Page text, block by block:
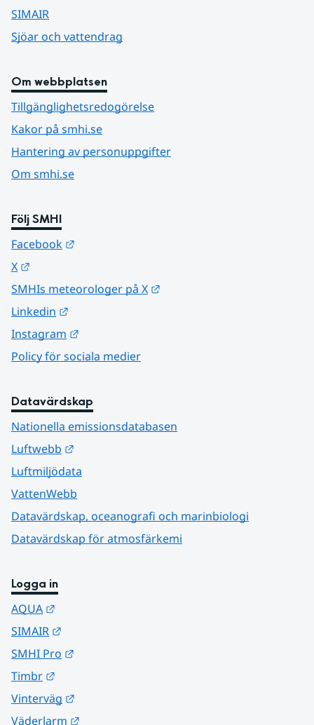
SIMAIR
Sjöar och vattendrag
Om webbplatsen
Tillgänglighetsredogörelse
Kakor på smhi.se
Hantering av personuppgifter
Om smhi.se
Följ SMHI
Facebook
X
SMHIs meteorologer på X
Linkedin
Instagram
Policy för sociala medier
Datavärdskap
Nationella emissionsdatabasen
Luftwebb
Luftmiljödata
VattenWebb
Datavärdskap, oceanografi och marinbiologi
Datavärdskap för atmosfärkemi
Logga in
AQUA
SIMAIR
SMHI Pro
Timbr
Vinterväg
Väderlarm